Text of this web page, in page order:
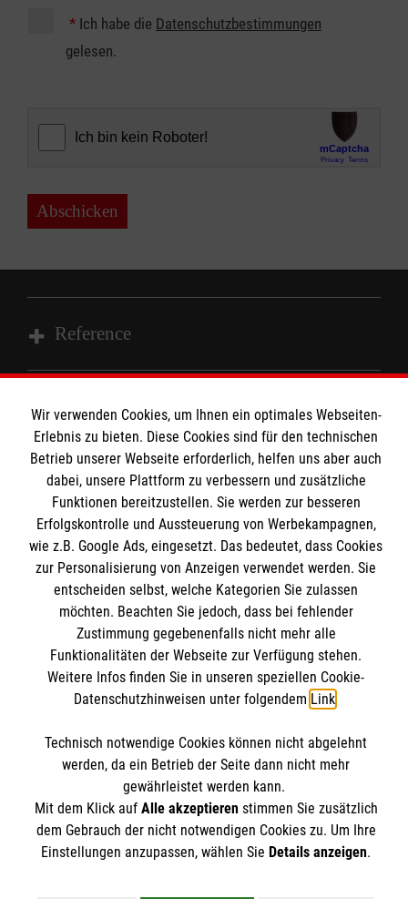
* Ich habe die Datenschutzbestimmungen
gelesen.
Abschicken
Reference
Spenden und Helfen
Angebote und Leistungen
Unsere Kurse
Mitarbeiten
Über uns
Informationen
Kontakt
Presse und Medien
Transparenz
Impressum
Datenschutz
Malteser online
Malteserorden
Malteser Jugend
Malteser International
Mediathek
Bankverbindung
Empfänger: Malteser Hilfsdienst gGmbH
BIC: BFSWDE33XX
Soziale Netzwerke
Der Malteser Hilfsdienst e.V. ist als eingetragene
gemeinnützige Organisation von der Körperschaft- und
Wir verwenden Cookies, um Ihnen ein optimales Webseiten-
Erlebnis zu bieten. Diese Cookies sind für den technischen
Betrieb unserer Webseite erforderlich, helfen uns aber auch
dabei, unsere Plattform zu verbessern und zusätzliche
Funktionen bereitzustellen. Sie werden zur besseren
Erfolgskontrolle und Aussteuerung von Werbekampagnen,
wie z.B. Google Ads, eingesetzt. Das bedeutet, dass Cookies
zur Personalisierung von Anzeigen verwendet werden. Sie
entscheiden selbst, welche Kategorien Sie zulassen
möchten. Beachten Sie jedoch, dass bei fehlender
Zustimmung gegebenenfalls nicht mehr alle
Funktionalitäten der Webseite zur Verfügung stehen.
Weitere Infos finden Sie in unseren speziellen Cookie-
Datenschutzhinweisen unter folgendem Link.
Technisch notwendige Cookies können nicht abgelehnt
werden, da ein Betrieb der Seite dann nicht mehr
gewährleistet werden kann.
Mit dem Klick auf Alle akzeptierenstimmen Sie zusätzlich
dem Gebrauch der nicht notwendigen Cookies zu. Um Ihre
Einstellungen anzupassen, wählen Sie Details anzeigen.